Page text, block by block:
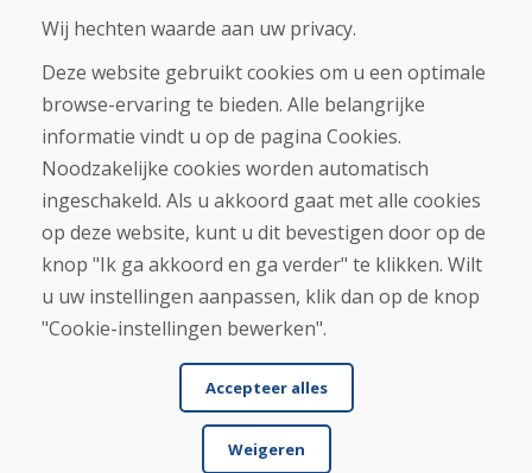
Aankoop
Eshop
Algemene voorwaarden
Vervoer
Betaling
Klacht
Retourneren en ruilen van goederen
Cookies
Wij hechten waarde aan uw privacy.
Deze website gebruikt cookies om u een optimale
browse-ervaring te bieden. Alle belangrijke
informatie vindt u op de pagina Cookies.
Noodzakelijke cookies worden automatisch
ingeschakeld. Als u akkoord gaat met alle cookies
op deze website, kunt u dit bevestigen door op de
knop "Ik ga akkoord en ga verder" te klikken. Wilt
u uw instellingen aanpassen, klik dan op de knop
"Cookie-instellingen bewerken".
Accepteer alles
Weigeren